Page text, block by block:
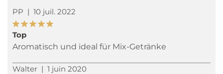
PP | 10 juil. 2022
Top
Aromatisch und ideal für Mix-Getränke
Walter | 1 juin 2020